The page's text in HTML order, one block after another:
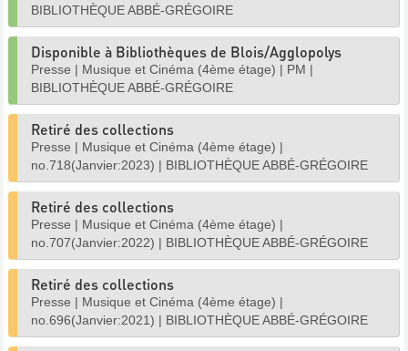
BIBLIOTHÈQUE ABBÉ-GRÉGOIRE
Disponible à Bibliothèques de Blois/Agglopolys
Presse | Musique et Cinéma (4ème étage) | PM |
BIBLIOTHÈQUE ABBÉ-GRÉGOIRE
Retiré des collections
Presse | Musique et Cinéma (4ème étage) |
no.718(Janvier:2023) | BIBLIOTHÈQUE ABBÉ-GRÉGOIRE
Retiré des collections
Presse | Musique et Cinéma (4ème étage) |
no.707(Janvier:2022) | BIBLIOTHÈQUE ABBÉ-GRÉGOIRE
Retiré des collections
Presse | Musique et Cinéma (4ème étage) |
no.696(Janvier:2021) | BIBLIOTHÈQUE ABBÉ-GRÉGOIRE